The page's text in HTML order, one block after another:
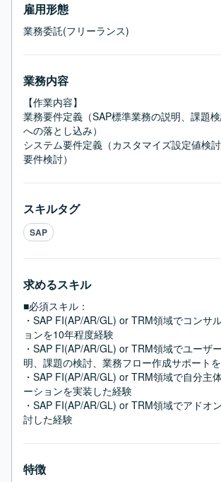
雇用形態
業務委託(フリーランス)
業務内容
【作業内容】
業務要件定義（SAP標準業務の説明、課題
への落とし込み）
システム要件定義（カスタマイズ設定値検
要件検討）
スキルタグ
SAP
求めるスキル
■必須スキル：
・SAP FI(AP/AR/GL) or TRM領域でコンサ
ョンを10年程度経験
・SAP FI(AP/AR/GL) or TRM領域でユーザ
明、課題の検討、業務フロー作成サポート
・SAP FI(AP/AR/GL) or TRM領域で自分主
ーションを実装した経験
・SAP FI(AP/AR/GL) or TRM領域でアドオ
討した経験
特徴